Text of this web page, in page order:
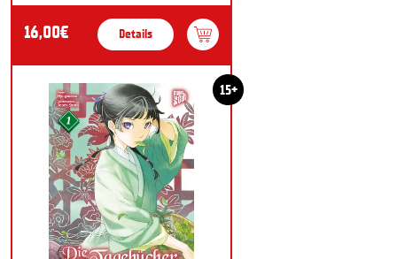
16,00€ Details
15+